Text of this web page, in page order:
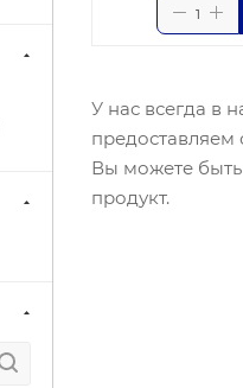
У нас всегда в
Вы можете
продукт.